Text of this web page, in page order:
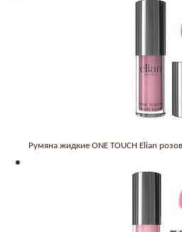
Румяна жидкие ONE TOUCH Elian